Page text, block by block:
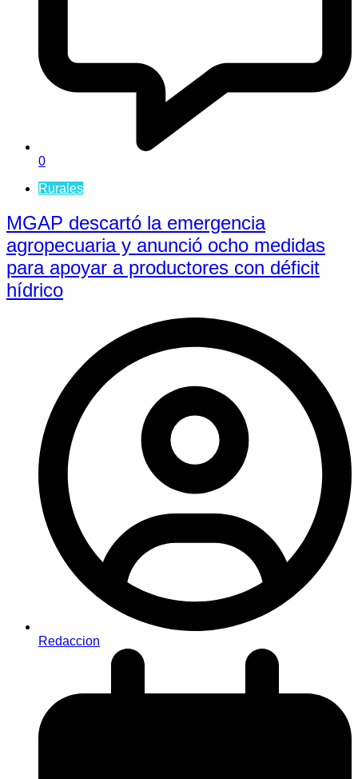
0
Rurales
MGAP descartó la emergencia
agropecuaria y anunció ocho medidas
para apoyar a productores con déficit
hídrico
Redaccion